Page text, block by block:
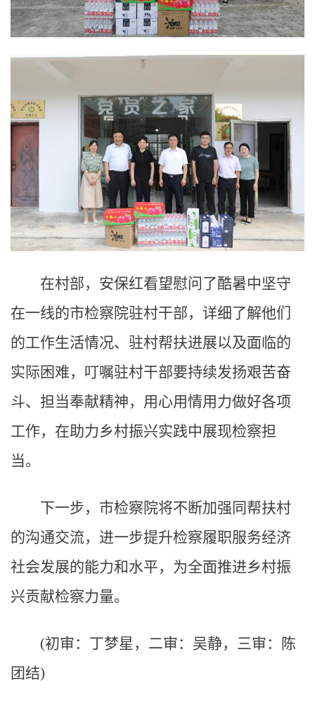
在村部，安保红看望慰问了酷暑中坚守
在一线的市检察院驻村干部，详细了解他们
的工作生活情况、驻村帮扶进展以及面临的
实际困难，叮嘱驻村干部要持续发扬艰苦奋
斗、担当奉献精神，用心用情用力做好各项
工作，在助力乡村振兴实践中展现检察担
当。
下一步，市检察院将不断加强同帮扶村
的沟通交流，进一步提升检察履职服务经济
社会发展的能力和水平，为全面推进乡村振
兴贡献检察力量。
(初审：丁梦星，二审：吴静，三审：陈
团结)